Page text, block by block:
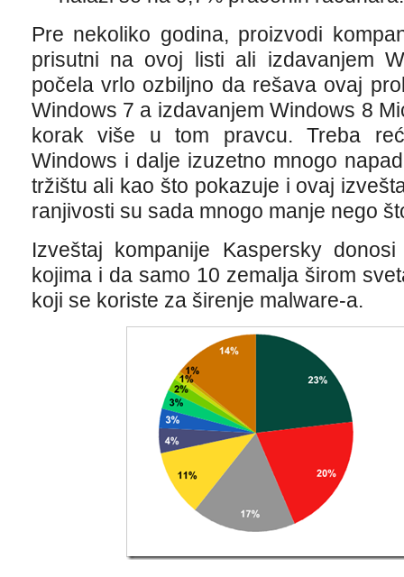
Pre nekoliko godina, proizvodi
prisutni na ovoj listi ali izdavanjem
počela vrlo ozbiljno da rešava ovaj
Windows 7 a izdavanjem Windows 8
korak više u tom pravcu. Treba
Windows i dalje izuzetno mnogo
tržištu ali kao što pokazuje i ovaj
ranjivosti su sada mnogo manje nego
Izveštaj kompanije Kaspersky
kojima i da samo 10 zemalja širom
koji se koriste za širenje malware-a.